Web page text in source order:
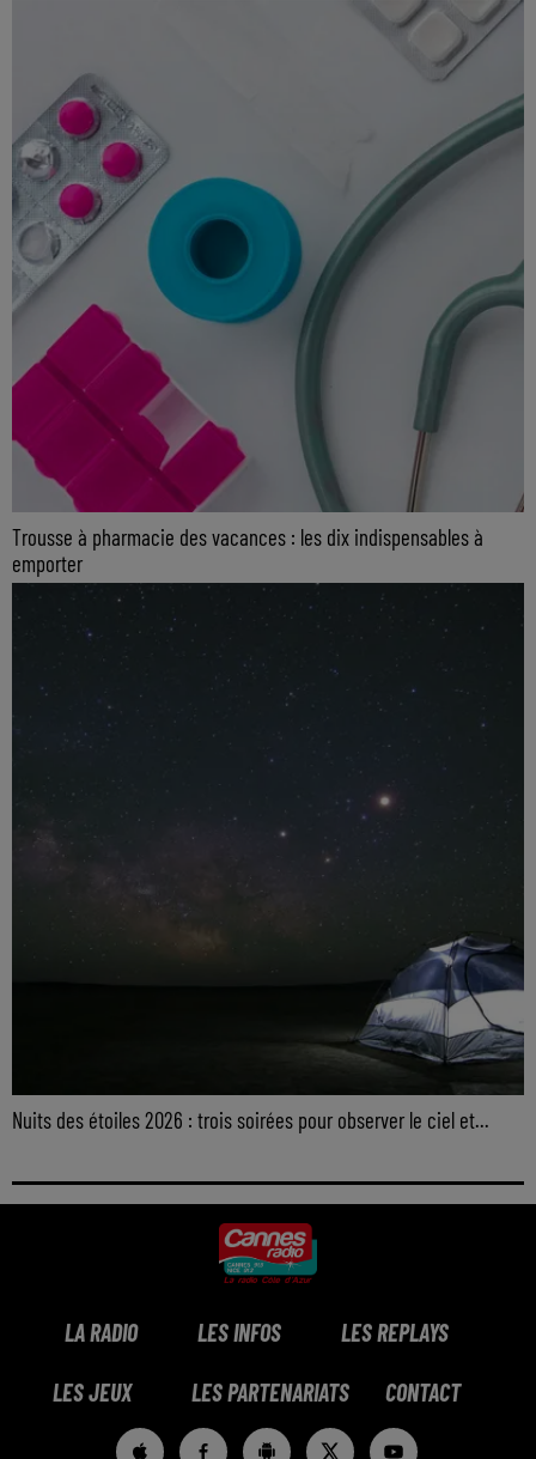
Trousse à pharmacie des vacances : les dix indispensables à
emporter
Nuits des étoiles 2026 : trois soirées pour observer le ciel et...
LA RADIO LES INFOS LES REPLAYS
LES JEUX LES PARTENARIATS CONTACT